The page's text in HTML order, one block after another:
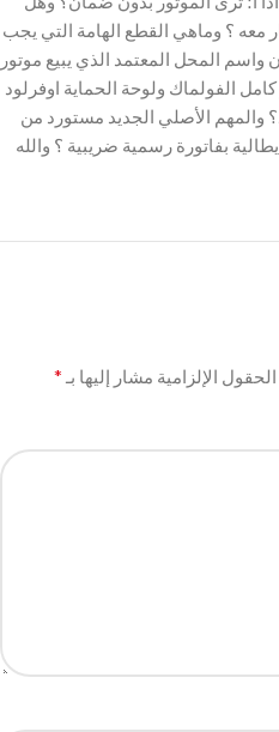
معه ؟ وماهي القطع الهامة التي يجب
واسم المحل المعتمد الذي يبيع موتور
الفولماك ولوحة الحماية اوفرلود
والمهم الأصلي الجديد مستورد من
بفاتورة رسمية ضريبية ؟ والله
الحقول الإلزامية مشار إليها بـ *